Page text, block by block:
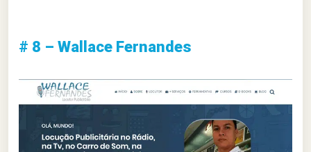
# 8 – Wallace Fernandes